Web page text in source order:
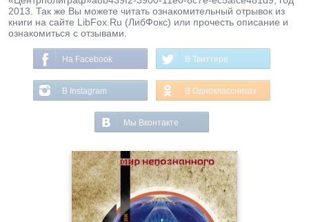
2013. Так же Вы можете читать ознакомительный отрывок из
книги на сайте LibFox.Ru (ЛибФокс) или прочесть описание и
ознакомиться с отзывами.
На Facebook В Твиттере
В Instagram В Одноклассниках
Мы Вконтакте